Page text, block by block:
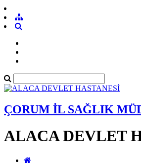
ÇORUM İL SAĞLIK
ALACA DEVLET